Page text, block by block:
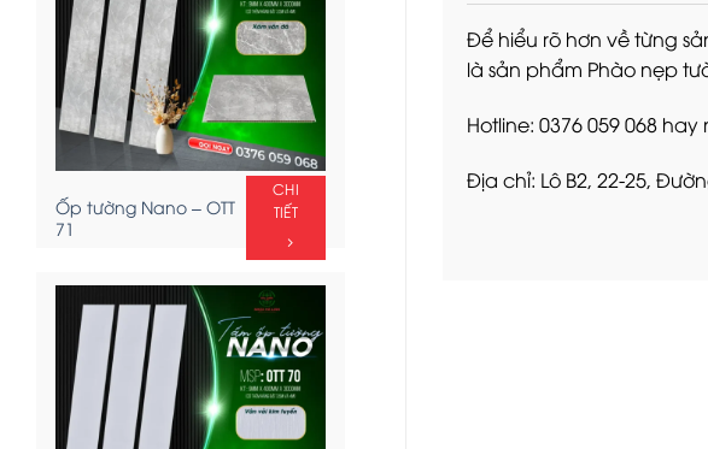
Ốp tường Nano – OTT
71
CHI
TIẾT
Để hiểu rõ hơn về từng
là sản phẩm Phào nẹp
Hotline: 0376 059 068
Địa chỉ: Lô B2, 22-25,